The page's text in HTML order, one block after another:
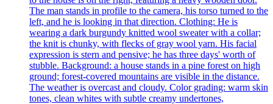
The man stands in profile to the camera, his torso turned to the
left, and he is looking in that direction. Clothing: He is
wearing a dark burgundy knitted wool sweater with a collar;
the knit is chunky, with flecks of gray wool yarn. His facial
expression is stern and pensive; he has three days' worth of
stubble. Background: a house stands in a pine forest on high
ground; forest-covered mountains are visible in the distance.
The weather is overcast and cloudy. Color grading: warm skin
tones, clean whites with subtle creamy undertones,